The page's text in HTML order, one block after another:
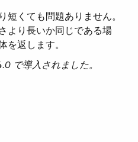
くても問題ありません。
より長いか同じである場
を返します。
で導入されました。